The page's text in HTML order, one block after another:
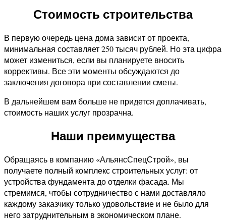
Стоимость строительства
В первую очередь цена дома зависит от проекта,
минимальная составляет 250 тысяч рублей. Но эта цифра
может измениться, если вы планируете вносить
коррективы. Все эти моменты обсуждаются до
заключения договора при составлении сметы.
В дальнейшем вам больше не придется доплачивать,
стоимость наших услуг прозрачна.
Наши преимущества
Обращаясь в компанию «АльянсСпецСтрой», вы
получаете полный комплекс строительных услуг: от
устройства фундамента до отделки фасада. Мы
стремимся, чтобы сотрудничество с нами доставляло
каждому заказчику только удовольствие и не было для
него затруднительным в экономическом плане.